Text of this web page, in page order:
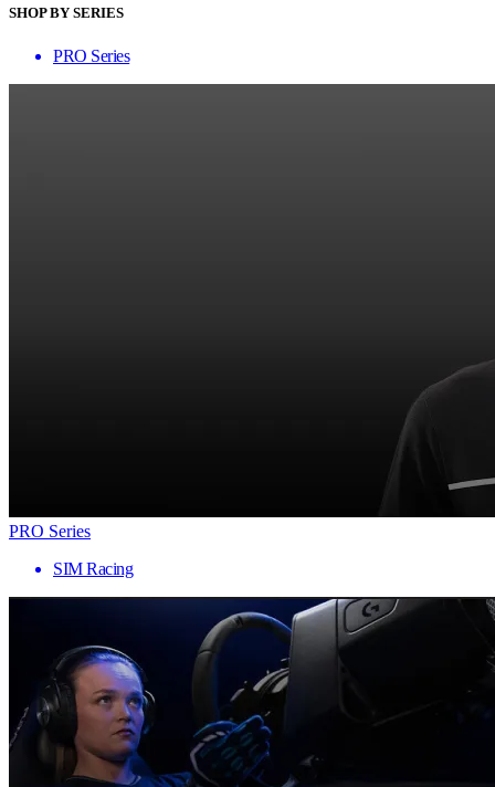
SHOP BY SERIES
PRO Series
PRO Series
SIM Racing